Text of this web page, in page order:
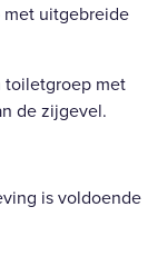
met uitgebreide
toiletgroep met
de zijgevel.
is voldoende